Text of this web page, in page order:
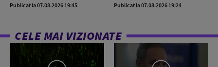
Publicat la 07.08.2026 19:45 Publicat la 07.08.2026 19:24
CELE MAI VIZIONATE